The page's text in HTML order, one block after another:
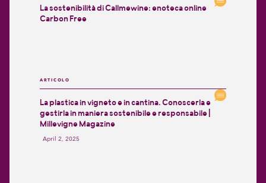
La sostenibilità di Callmewine: enoteca online
Carbon Free
ARTICOLO
La plastica in vigneto e in cantina. Conoscerla e
gestirla in maniera sostenibile e responsabile |
Millevigne Magazine
April 2, 2025